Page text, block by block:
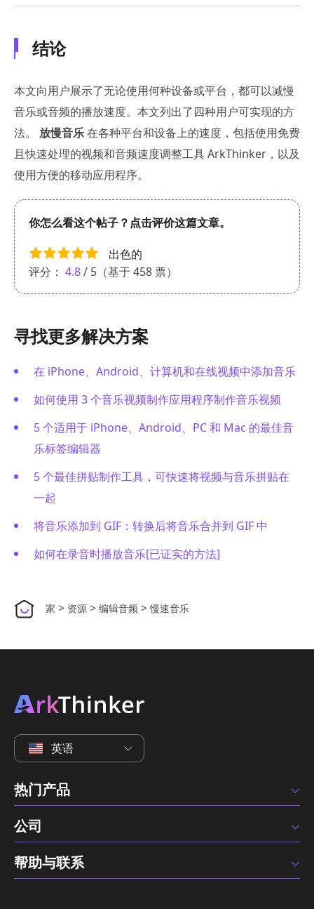
结论
本文向用户展示了无论使用何种设备或平台，都可以减慢
音乐或音频的播放速度。本文列出了四种用户可实现的方
法。 放慢音乐在各种平台和设备上的速度，包括使用免费
且快速处理的视频和音频速度调整工具 ArkThinker，以及
使用方便的移动应用程序。
你怎么看这个帖子？点击评价这篇文章。
出色的
评分： 4.8/ 5（基于458 票）
寻找更多解决方案
在 iPhone、Android、计算机和在线视频中添加音乐
如何使用 3 个音乐视频制作应用程序制作音乐视频
5 个适用于 iPhone、Android、PC 和 Mac 的最佳音
乐标签编辑器
5 个最佳拼贴制作工具，可快速将视频与音乐拼贴在
一起
将音乐添加到 GIF：转换后将音乐合并到 GIF 中
如何在录音时播放音乐[已证实的方法]
家 > 资源 > 编辑音频 >慢速音乐
英语
热门产品
公司
帮助与联系